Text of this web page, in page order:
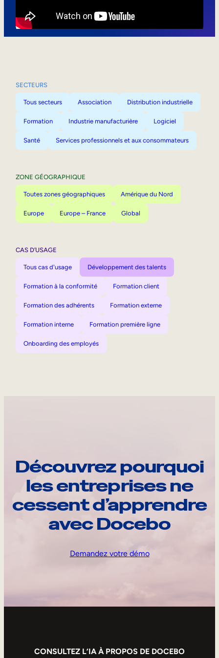
SECTEURS
Tous secteurs Association Distribution industrielle
Formation Industrie manufacturière Logiciel
Santé Services professionnels et aux consommateurs
ZONE GÉOGRAPHIQUE
Toutes zones géographiques Amérique du Nord
Europe Europe – France Global
CAS D’USAGE
Tous cas d'usage Développement des talents
Formation à la conformité Formation client
Formation des adhérents Formation externe
Formation interne Formation première ligne
Onboarding des employés
Découvrez pourquoi
les entreprises ne
cessent d’apprendre
avec Docebo
Demandez votre démo
CONSULTEZ L’IA À PROPOS DE DOCEBO